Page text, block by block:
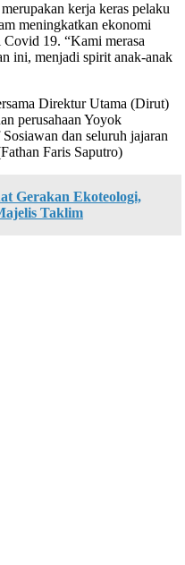
kerja keras pelaku
meningkatkan ekonomi
Covid 19. “Kami merasa
ini, menjadi spirit anak-anak
Direktur Utama (Dirut)
perusahaan Yoyok
dan seluruh jajaran
Faris Saputro)
Gerakan Ekoteologi,
Taklim